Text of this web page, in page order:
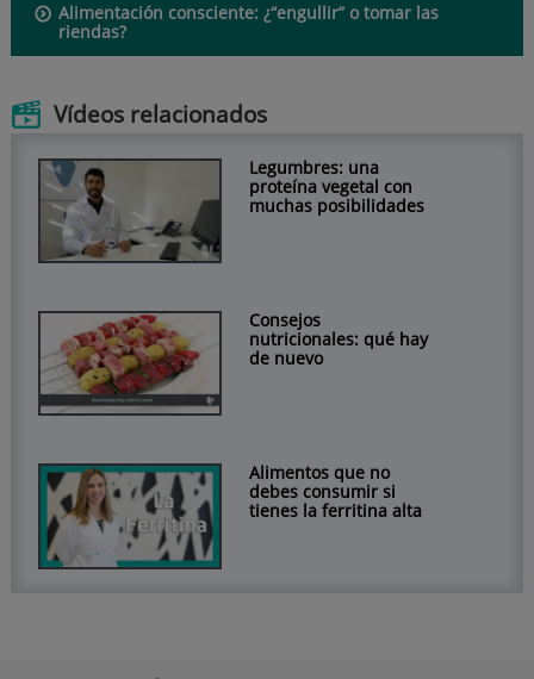
Alimentación consciente: ¿“engullir” o tomar las
riendas?
Vídeos relacionados
Legumbres: una
proteína vegetal con
muchas posibilidades
Consejos
nutricionales: qué hay
de nuevo
Alimentos que no
debes consumir si
tienes la ferritina alta